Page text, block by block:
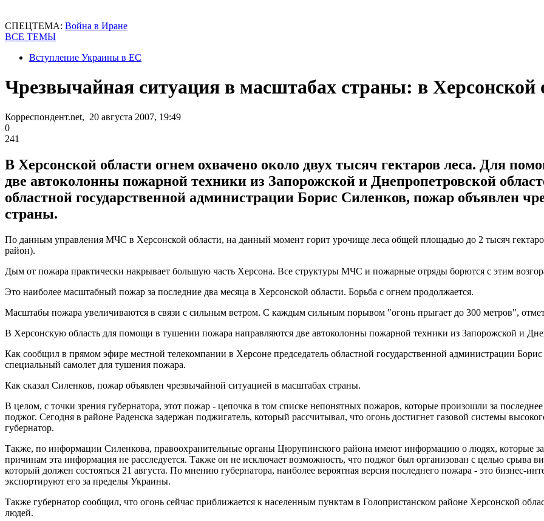
СПЕЦТЕМА: Война в Иране
ВСЕ ТЕМЫ
Вступление Украины в ЕС
Чрезвычайная ситуация в масштабах страны: в Херсонской
Корреспондент.net, 20 августа 2007, 19:49
0
241
В Херсонской области огнем охвачено около двух тысяч гектаров леса. Для
две автоколонны пожарной техники из Запорожской и Днепропетровской
областной государственной администрации Борис Силенков, пожар объявлен
страны.
По данным управления МЧС в Херсонской области, на данный момент горит урочище леса общей площадью до 2 тысяч
район).
Дым от пожара практически накрывает большую часть Херсона. Все структуры МЧС и пожарные отряды борются с этим
Это наиболее масштабный пожар за последние два месяца в Херсонской области. Борьба с огнем продолжается.
Масштабы пожара увеличиваются в связи с сильным ветром. С каждым сильным порывом "огонь прыгает до 300 метров",
В Херсонскую область для помощи в тушении пожара направляются две автоколонны пожарной техники из Запорожской и
Как сообщил в прямом эфире местной телекомпании в Херсоне председатель областной государственной администрации
специальный самолет для тушения пожара.
Как сказал Силенков, пожар объявлен чрезвычайной ситуацией в масштабах страны.
В целом, с точки зрения губернатора, этот пожар - цепочка в том списке непонятных пожаров, которые произошли за
поджог. Сегодня в районе Раденска задержан поджигатель, который рассчитывал, что огонь достигнет газовой системы
губернатор.
Также, по информации Силенкова, правоохранительные органы Цюрупинского района имеют информацию о людях, которые
причинам эта информация не расследуется. Также он не исключает возможность, что поджог был организован с целью срыва
который должен состояться 21 августа. По мнению губернатора, наиболее вероятная версия последнего пожара - это бизнес-
экспортируют его за пределы Украины.
Также губернатор сообщил, что огонь сейчас приближается к населенным пунктам в Голопристанском районе Херсонской
людей.